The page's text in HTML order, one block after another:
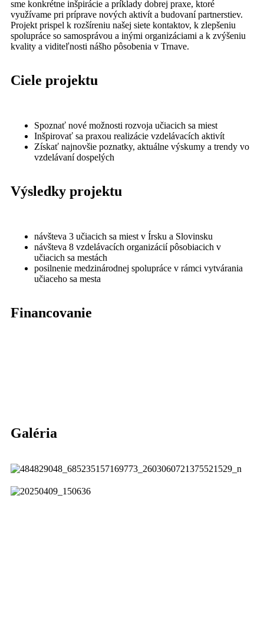
sme konkrétne inšpirácie a príklady dobrej praxe, ktoré
využívame pri príprave nových aktivít a budovaní partnerstiev.
Projekt prispel k rozšíreniu našej siete kontaktov, k zlepšeniu
spolupráce so samosprávou a inými organizáciami a k zvýšeniu
kvality a viditeľnosti nášho pôsobenia v Trnave.
Ciele projektu
Spoznať nové možnosti rozvoja učiacich sa miest
Inšpirovať sa praxou realizácie vzdelávacích aktivít
Získať najnovšie poznatky, aktuálne výskumy a trendy vo
vzdelávaní dospelých
Výsledky projektu
návšteva 3 učiacich sa miest v Írsku a Slovinsku
návšteva 8 vzdelávacích organizácií pôsobiacich v
učiacich sa mestách
posilnenie medzinárodnej spolupráce v rámci vytvárania
učiaceho sa mesta
Financovanie
Galéria